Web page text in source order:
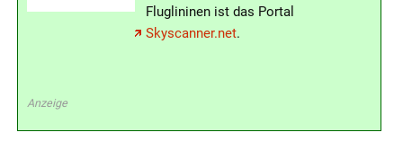
Fluglininen ist das Portal
Skyscanner.net.
Anzeige